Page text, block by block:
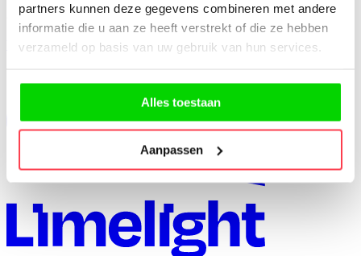
partners kunnen deze gegevens combineren met andere
informatie die u aan ze heeft verstrekt of die ze hebben
verzameld op basis van uw gebruik van hun services.
Alles toestaan
Aanpassen
Jezet – Reference Case Mechelen
Vorig project Volgend project